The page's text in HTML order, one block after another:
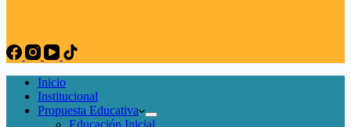
Inicio
Institucional
Propuesta Educativa
Educación Inicial